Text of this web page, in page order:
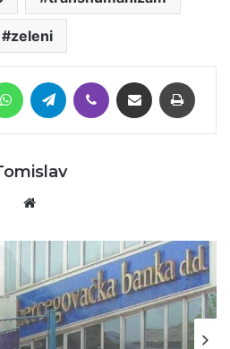
zeleni
WhatsAppTelegram Viber Podijeli putem E-maila